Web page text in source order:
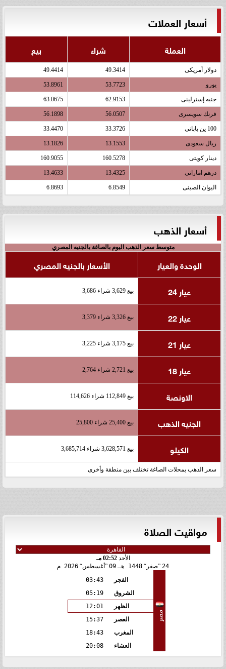
أسعار العملات
العملة شراء بيع
دولار أمريكى 49.3414
49.4414
يورو 53.7723
53.8961
جنيه إسترلينى 62.9153
63.0675
فرنك سويسرى 56.0507
56.1898
100 ين يابانى 33.3726
33.4470
ريال سعودى 13.1553
13.1826
دينار كويتى 160.5278
160.9055
درهم اماراتى 13.4325
13.4633
اليوان الصينى 6.8549
6.8693
أسعار الذهب
متوسط سعر الذهب اليوم بالصاغة بالجنيه المصري
الوحدة والعيار
الأسعار بالجنيه المصري
عيار 24
بيع 3,629 شراء 3,686
عيار 22 بيع 3,326 شراء 3,379
عيار 21 بيع 3,175 شراء 3,225
عيار 18 بيع 2,721 شراء 2,764
الاونصة بيع 112,849 شراء 114,626
الجنيه الذهب بيع 25,400 شراء 25,800
الكيلو بيع 3,628,571 شراء 3,685,714
سعر الذهب بمحلات الصاغة تختلف بين منطقة وأخرى
مواقيت الصلاة
الأحد02:52 مـ
24 صفر 1448 هـ 09 أغسطس 2026 م
مصر
الفجر
03:43
الشروق
05:19
الظهر
12:01
العصر
15:37
المغرب
18:43
العشاء
20:08